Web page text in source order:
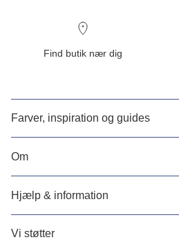
Find butik nær dig
Farver, inspiration og guides
Om
Hjælp & information
Vi støtter